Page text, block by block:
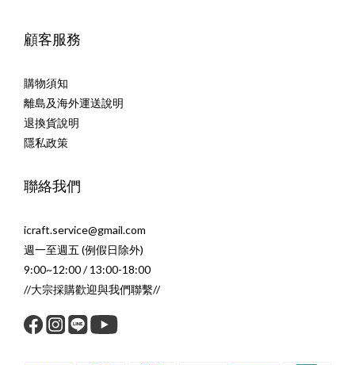
顧客服務
購物須知
離島及海外運送說明
退換貨說明
隱私政策
聯絡我們
icraft.service@gmail.com
週一至週五 (例假日除外)
9:00~12:00 / 13:00-18:00
//大宗採購歡迎與我們聯繫//